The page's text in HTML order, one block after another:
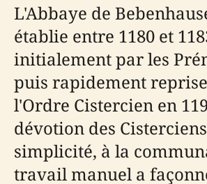
L'Abbaye de
établie entre 1180 et
initialement par les
puis rapidement
l'Ordre Cistercien en
dévotion des
simplicité, à la
travail manuel a